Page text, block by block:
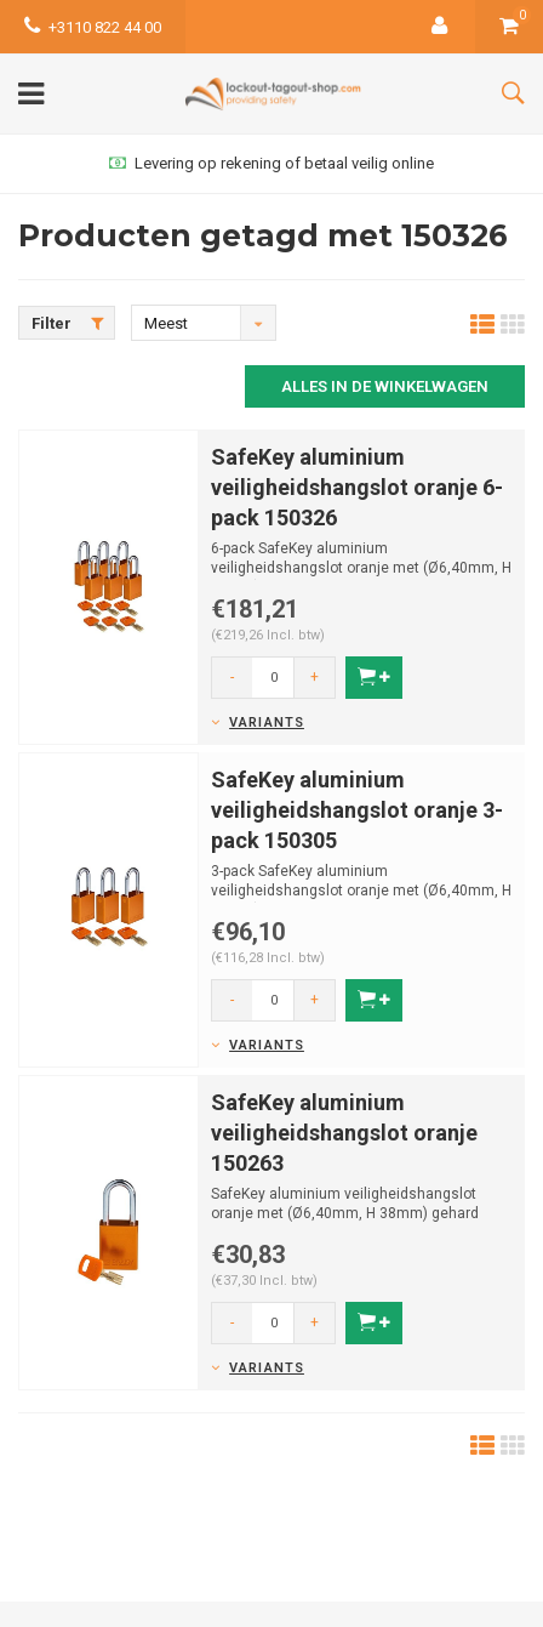
+3110 822 44 00
0
Levering op rekening of betaal veilig online
Producten getagd met 150326
Filter
Meest
ALLES IN DE WINKELWAGEN
SafeKey aluminium
veiligheidshangslot oranje 6-
pack 150326
6-pack SafeKey aluminium
veiligheidshangslot oranje met (Ø6,40mm, H
€181,21
(€219,26 Incl. btw)
- +
VARIANTS
SafeKey aluminium
veiligheidshangslot oranje 3-
pack 150305
3-pack SafeKey aluminium
veiligheidshangslot oranje met (Ø6,40mm, H
€96,10
(€116,28 Incl. btw)
- +
VARIANTS
SafeKey aluminium
veiligheidshangslot oranje
150263
SafeKey aluminium veiligheidshangslot
oranje met (Ø6,40mm, H 38mm) gehard
€30,83
(€37,30 Incl. btw)
- +
VARIANTS